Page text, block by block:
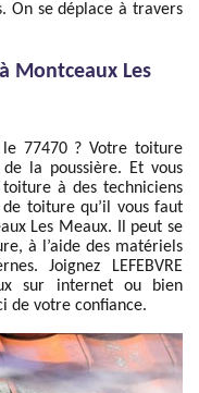
On se déplace à travers
Montceaux Les
77470 ? Votre toiture
la poussière. Et vous
à des techniciens
toiture qu’il vous faut
Les Meaux. Il peut se
à l’aide des matériels
Joignez LEFEBVRE
sur internet ou bien
de votre confiance.